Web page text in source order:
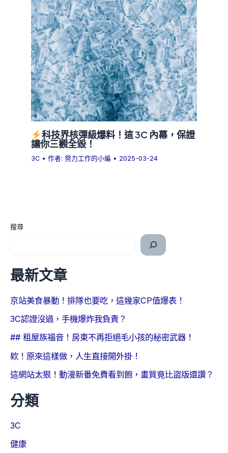
科技界核彈級爆料！這 3C 內幕，保證
讓你三觀全毀！
3C • 作者:努力工作的小編 • 2025-03-24
搜尋
最新文章
京站美食暴動！排隊也要吃，這幾家CP值爆表！
3C認證沒過，手機爆炸我負責？
## 租屋族福音！房東不再拒絕毛小孩的秘密武器！
欸！原來這樣做，人生直接開外掛！
這網站太狠！動漫新番免費看到飽，畫質竟比盜版還讚？
分類
3C
健康